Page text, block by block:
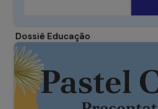
Dossiê Educação